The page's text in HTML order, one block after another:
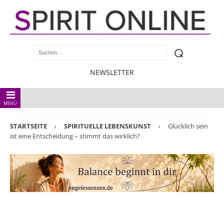
NEWSLETTER
MENÜ
STARTSEITE SPIRITUELLE LEBENSKUNST
Glücklich sein
ist eine Entscheidung – stimmt das wirklich?